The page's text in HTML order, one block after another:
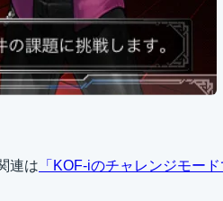
連は 「KOF-iのチャレンジモー